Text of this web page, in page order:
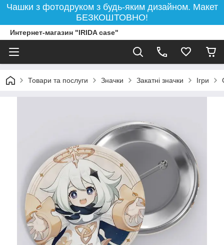
Чашки з фотодруком з будь-яким дизайном. Макет
БЕЗКОШТОВНО!
Интернет-магазин "IRIDA case"
Товари та послуги Значки Закатні значки Ігри